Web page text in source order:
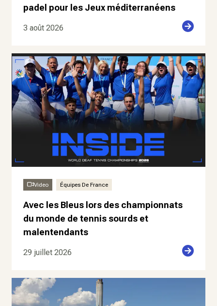
padel pour les Jeux méditerranéens
3 août 2026
Video Équipes De France
Avec les Bleus lors des championnats
du monde de tennis sourds et
malentendants
29 juillet 2026